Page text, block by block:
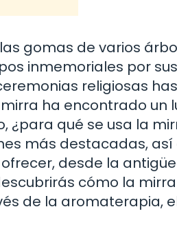
gomas de varios
inmemoriales por
religiosas
ha encontrado un
¿para qué se usa la
más destacadas, así
desde la
cómo la
de la aromaterapia,